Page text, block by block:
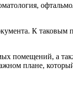
К таковым
помещений, а
плане,